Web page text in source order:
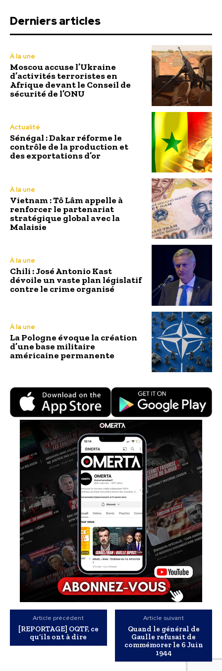
Derniers articles
À la une
Moscou accuse l’Ukraine
d’activités terroristes en
Afrique devant le Conseil de
sécurité de l’ONU
Actualité
Sénégal : Dakar réforme le
contrôle de la production et
des exportations d’or
À la une
Vietnam : Tô Lâm appelle à
renforcer le partenariat
stratégique global avec la
Malaisie
À la une
Chili : José Antonio Kast
dévoile un vaste plan législatif
contre le crime organisé
À la une
La Pologne évoque la création
d’une base militaire
américaine permanente
Article précédent
[REPORTAGE] OQTF, ce
qu’ils ont à dire
Article suivant
Quand le général de
Gaulle refusait de
commémorer le 6 Juin
1944